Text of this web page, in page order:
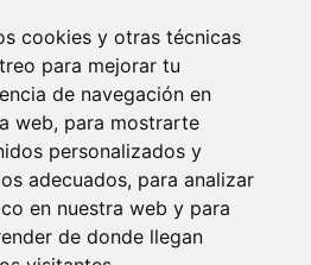
cookies y otras técnicas
para mejorar tu
de navegación en
web, para mostrarte
personalizados y
adecuados, para analizar
en nuestra web y para
de donde llegan
preferences
2025 catalanes.org